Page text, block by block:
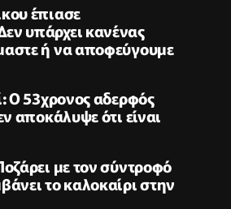
έπιασε
υπάρχει κανένας
ή να αποφεύγουμε
Ο 53χρονος αδερφός
αποκάλυψε ότι είναι
με τον σύντροφό
το καλοκαίρι στην